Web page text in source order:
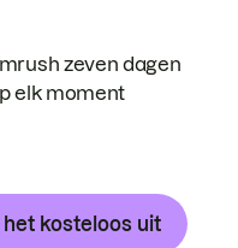
zeven dagen
elk moment
het kosteloos uit